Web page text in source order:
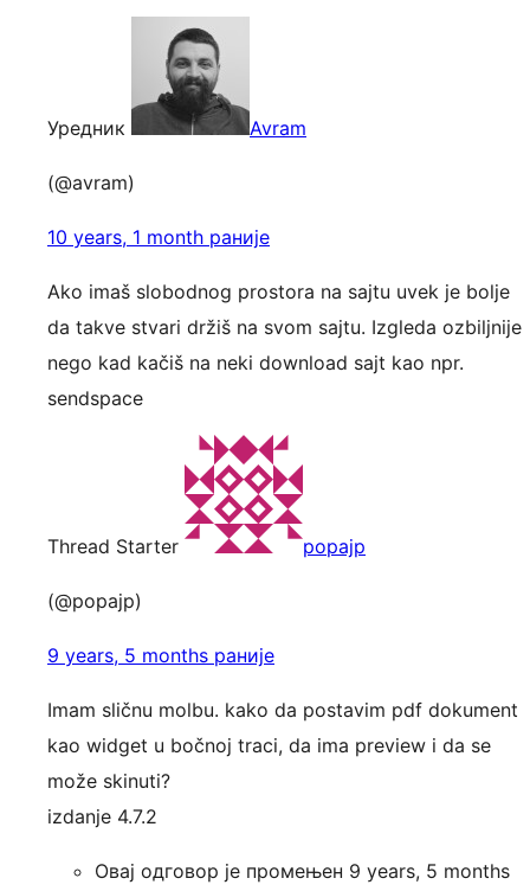
Уредник Avram
(@avram)
10 years, 1 month раније
Ako imaš slobodnog prostora na sajtu uvek je bolje
da takve stvari držiš na svom sajtu. Izgleda ozbiljnije
nego kad kačiš na neki download sajt kao npr.
sendspace
Thread Starter popajp
(@popajp)
9 years, 5 months раније
Imam sličnu molbu. kako da postavim pdf dokument
kao widget u bočnoj traci, da ima preview i da se
može skinuti?
izdanje 4.7.2
Овај одговор је промењен 9 years, 5 months